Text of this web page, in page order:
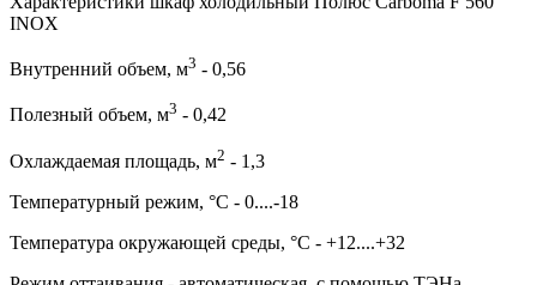
INOX
Внутренний объем, м3 - 0,56
Полезный объем, м3 - 0,42
Охлаждаемая площадь, м2 - 1,3
Температурный режим, °C - 0....-18
Температура окружающей среды, °С - +12....+32